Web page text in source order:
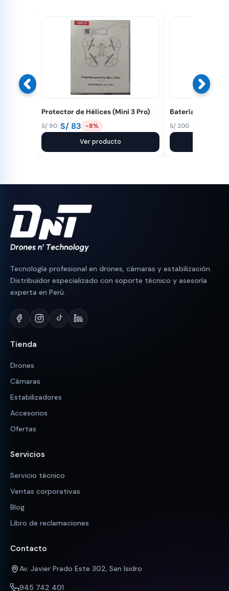
Protector de Hélices (Mini 3 Pro)
S/90
El
original
S/ 83
El
actual
-8%
Ver producto
Batería para
S/200
El
original
S/
El
actual
Tecnología profesional en drones, cámaras y estabilización.
Distribuidor especializado con soporte técnico y asesoría
experta en Perú.
Tienda
Drones
Cámaras
Estabilizadores
Accesorios
Ofertas
Servicios
Servicio técnico
Ventas corporativas
Blog
Libro de reclamaciones
Contacto
Av. Javier Prado Este 302, San Isidro
945 742 401